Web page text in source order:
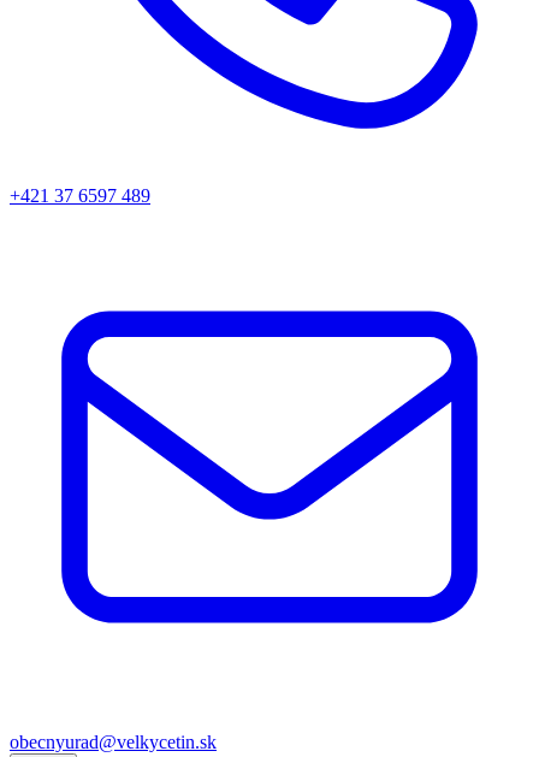
+421 37 6597 489
obecnyurad@velkycetin.sk